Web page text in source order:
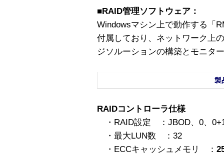
■RAID管理ソフトウェア：
Windowsマシン上で動作する「
付属しており、ネットワーク上
ジソルーションの構築とモニタ
製
RAIDコントローラ仕様
・RAID設定 ：JBOD、0、
・最大LUN数 ：32
・ECCキャッシュメモリ ：